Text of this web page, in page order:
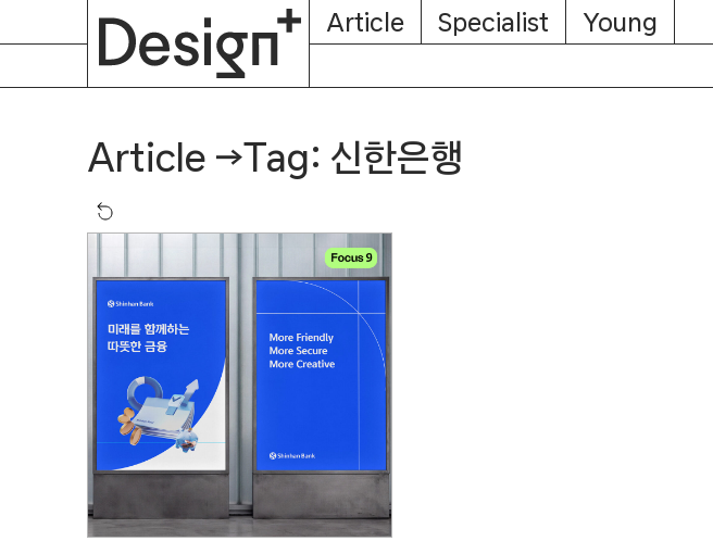
Article Specialist Young
Article →Tag: 신한은행
About
Subscription
Magazine